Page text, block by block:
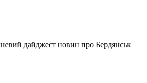
дайджест новин про Бердянськ